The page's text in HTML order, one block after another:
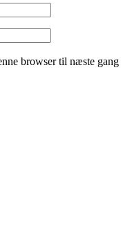
browser til næste gang